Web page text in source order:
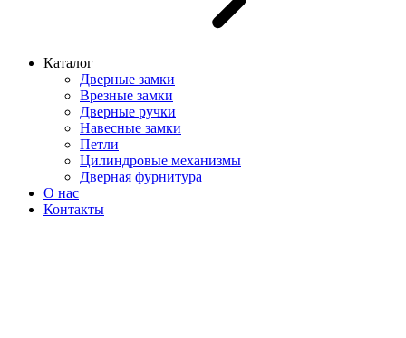
Каталог
Дверные замки
Врезные замки
Дверные ручки
Навесные замки
Петли
Цилиндровые механизмы
Дверная фурнитура
О нас
Контакты